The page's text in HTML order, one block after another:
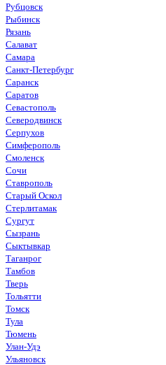
Рубцовск
Рыбинск
Рязань
Салават
Самара
Санкт-Петербург
Саранск
Саратов
Севастополь
Северодвинск
Серпухов
Симферополь
Смоленск
Сочи
Ставрополь
Старый Оскол
Стерлитамак
Сургут
Сызрань
Сыктывкар
Таганрог
Тамбов
Тверь
Тольятти
Томск
Тула
Тюмень
Улан-Удэ
Ульяновск